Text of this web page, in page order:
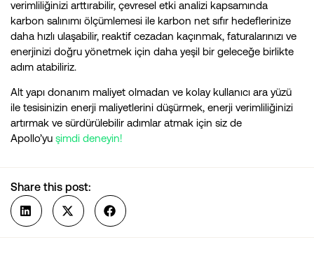
verimliliğinizi arttırabilir, çevresel etki analizi kapsamında
karbon salınımı ölçümlemesi ile karbon net sıfır hedeflerinize
daha hızlı ulaşabilir, reaktif cezadan kaçınmak, faturalarınızı ve
enerjinizi doğru yönetmek için daha yeşil bir geleceğe birlikte
adım atabiliriz.
Alt yapı donanım maliyet olmadan ve kolay kullanıcı ara yüzü
ile tesisinizin enerji maliyetlerini düşürmek, enerji verimliliğinizi
artırmak ve sürdürülebilir adımlar atmak için siz de
Apollo’yu şimdi deneyin!
Share this post: